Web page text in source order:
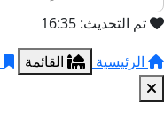
تم التحديث: 16:35
الرئيسية
القائمة